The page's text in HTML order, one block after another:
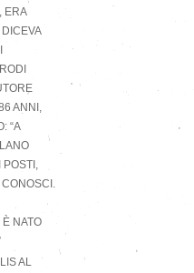
ERA
DICEVA
ANNI,
“A
POSTI,
NATO
AL